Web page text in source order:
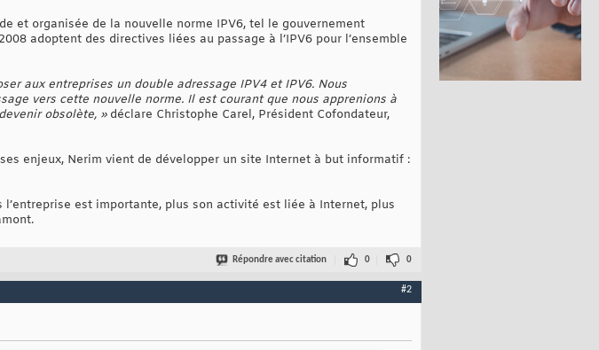
et organisée de la nouvelle norme IPV6, tel le gouvernement
adoptent des directives liées au passage à l’IPV6 pour l’ensemble
aux entreprises un double adressage IPV4 et IPV6. Nous
vers cette nouvelle norme. Il est courant que nous apprenions à
obsolète, »déclare Christophe Carel, Président Cofondateur,
enjeux, Nerim vient de développer un site Internet à but informatif :
est importante, plus son activité est liée à Internet, plus
Répondre avec citation 0 0
#2